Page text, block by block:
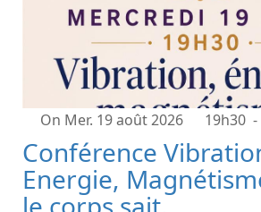
On Mer. 19 août 2026 19h30
Conférence
Energie,